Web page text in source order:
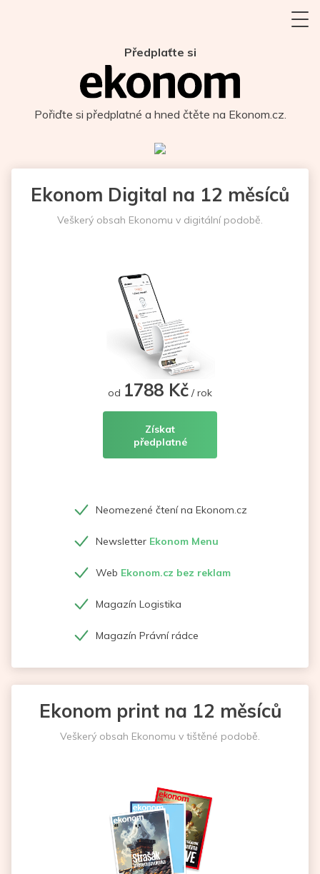
Předplaťte si
Pořiďte si předplatné a hned čtěte na Ekonom.cz.
Ekonom Digital na 12 měsíců
Veškerý obsah Ekonomu v digitální podobě.
od 1788 Kč / rok
Získat
předplatné
Neomezené čtení na Ekonom.cz
Newsletter Ekonom Menu
Web Ekonom.cz bez reklam
Magazín Logistika
Magazín Právní rádce
Ekonom print na 12 měsíců
Veškerý obsah Ekonomu v tištěné podobě.